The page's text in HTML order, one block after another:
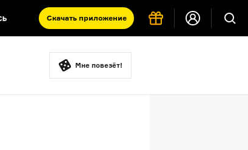
Скачать приложение
античность
Мне повезёт!